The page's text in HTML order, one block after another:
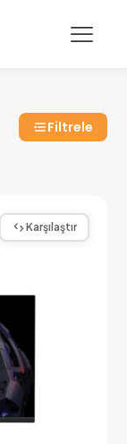
Filtrele
Karşılaştır